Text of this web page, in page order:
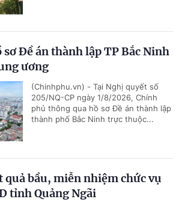
Đề án thành lập TP Bắc Ninh
ương
(Chinhphu.vn) - Tại Nghị quyết số
205/NQ-CP ngày 1/8/2026, Chính
phủ thông qua hồ sơ Đề án thành lập
thành phố Bắc Ninh trực thuộc...
quả bầu, miễn nhiệm chức vụ
tỉnh Quảng Ngãi